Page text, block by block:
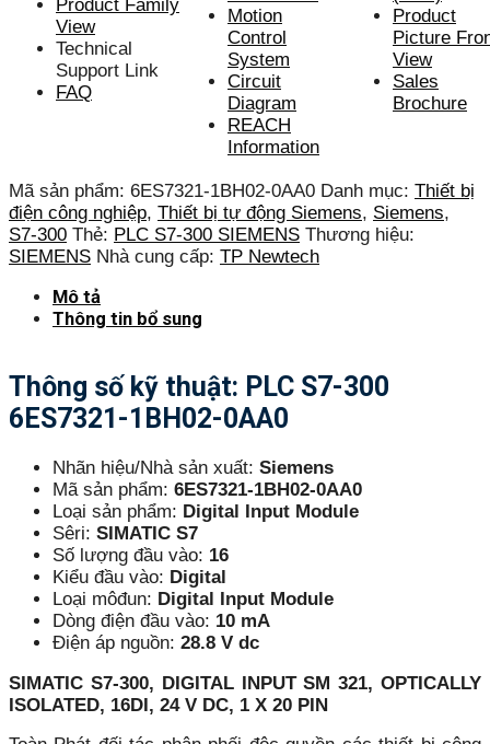
Product Family
View
Technical
Support Link
FAQ
Motion
Control
System
Circuit
Diagram
REACH
Information
Product
Picture
View
Sales
Brochure
Mã sản phẩm: 6ES7321-1BH02-0AA0 Danh mục: Thiết bị
điện công nghiệp, Thiết bị tự động Siemens, Siemens,
S7-300 Thẻ: PLC S7-300 SIEMENS Thương hiệu:
SIEMENS Nhà cung cấp: TP Newtech
Mô tả
Thông tin bổ sung
Thông số kỹ thuật: PLC S7-300
6ES7321-1BH02-0AA0
Nhãn hiệu/Nhà sản xuất: Siemens
Mã sản phẩm: 6ES7321-1BH02-0AA0
Loại sản phẩm: Digital Input Module
Sêri: SIMATIC S7
Số lượng đầu vào: 16
Kiểu đầu vào: Digital
Loại môđun: Digital Input Module
Dòng điện đầu vào: 10 mA
Điện áp nguồn: 28.8 V dc
SIMATIC S7-300, DIGITAL INPUT SM 321, OPTICALLY
ISOLATED, 16DI, 24 V DC, 1 X 20 PIN